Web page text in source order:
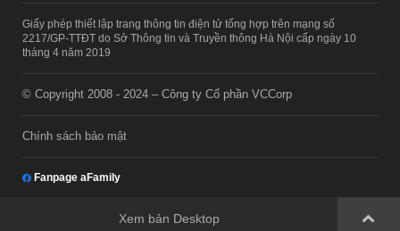
Giấy phép thiết lập trang thông tin điện tử tổng hợp trên mạng số
2217/GP-TTĐT do Sở Thông tin và Truyền thông Hà Nội cấp ngày 10
tháng 4 năm 2019
© Copyright 2008 - 2024 – Công ty Cổ phần VCCorp
Chính sách bảo mật
Fanpage aFamily
Xem bản Desktop